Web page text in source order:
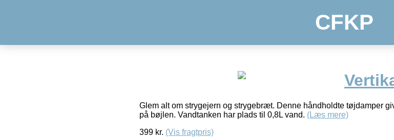
CFKP
Glem alt om strygejern og strygebræt. Denne håndholdte tøjdamper
på bøjlen. Vandtanken har plads til 0,8L vand. (Læs mere)
399 kr. (Vis fragtpris)